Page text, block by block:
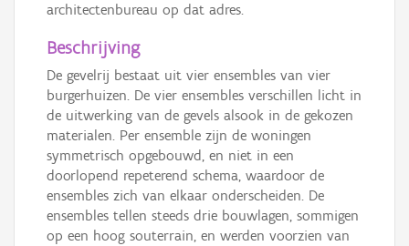
architectenbureau op dat adres.
Beschrijving
De gevelrij bestaat uit vier ensembles van vier
burgerhuizen. De vier ensembles verschillen licht in
de uitwerking van de gevels alsook in de gekozen
materialen. Per ensemble zijn de woningen
symmetrisch opgebouwd, en niet in een
doorlopend repeterend schema, waardoor de
ensembles zich van elkaar onderscheiden. De
ensembles tellen steeds drie bouwlagen, sommigen
op een hoog souterrain, en werden voorzien van